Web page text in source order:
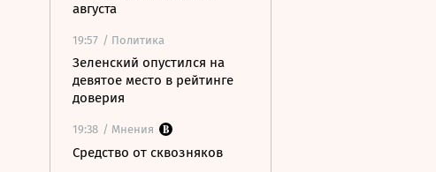
августа
19:57 / Политика
Зеленский опустился на
девятое место в рейтинге
доверия
19:38 / Мнения
Средство от сквозняков